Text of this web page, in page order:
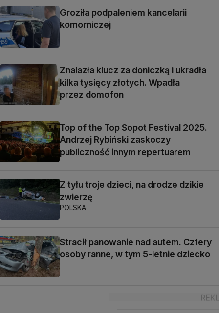
Groziła podpaleniem kancelarii
komorniczej
Znalazła klucz za doniczką i ukradła
kilka tysięcy złotych. Wpadła
przez domofon
Top of the Top Sopot Festival 2025.
Andrzej Rybiński zaskoczy
publiczność innym repertuarem
Z tyłu troje dzieci, na drodze dzikie
zwierzę
POLSKA
Stracił panowanie nad autem. Cztery
osoby ranne, w tym 5-letnie dziecko